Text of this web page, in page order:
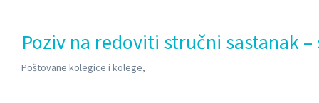
Poziv na redoviti stručni sastanak –
Poštovane kolegice i kolege,